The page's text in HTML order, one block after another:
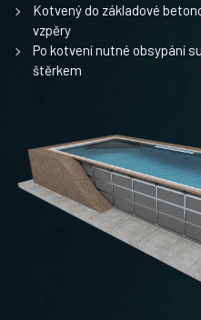
Kotvený do základové
vzpěry
Po kotvení nutné obsypání
štěrkem